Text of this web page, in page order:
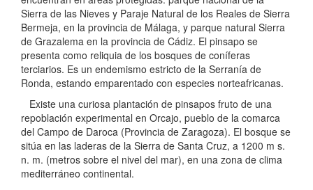
Sierra de las Nieves y Paraje Natural de los Reales de Sierra
Bermeja, en la provincia de Málaga, y parque natural Sierra
de Grazalema en la provincia de Cádiz. El pinsapo se
presenta como reliquia de los bosques de coníferas
terciarios. Es un endemismo estricto de la Serranía de
Ronda, estando emparentado con especies norteafricanas.
Existe una curiosa plantación de pinsapos fruto de una
repoblación experimental en Orcajo,​ pueblo de la comarca
del Campo de Daroca (Provincia de Zaragoza). El bosque se
sitúa en las laderas de la Sierra de Santa Cruz, a 1200 m s.
n. m. (metros sobre el nivel del mar), en una zona de clima
mediterráneo continental.